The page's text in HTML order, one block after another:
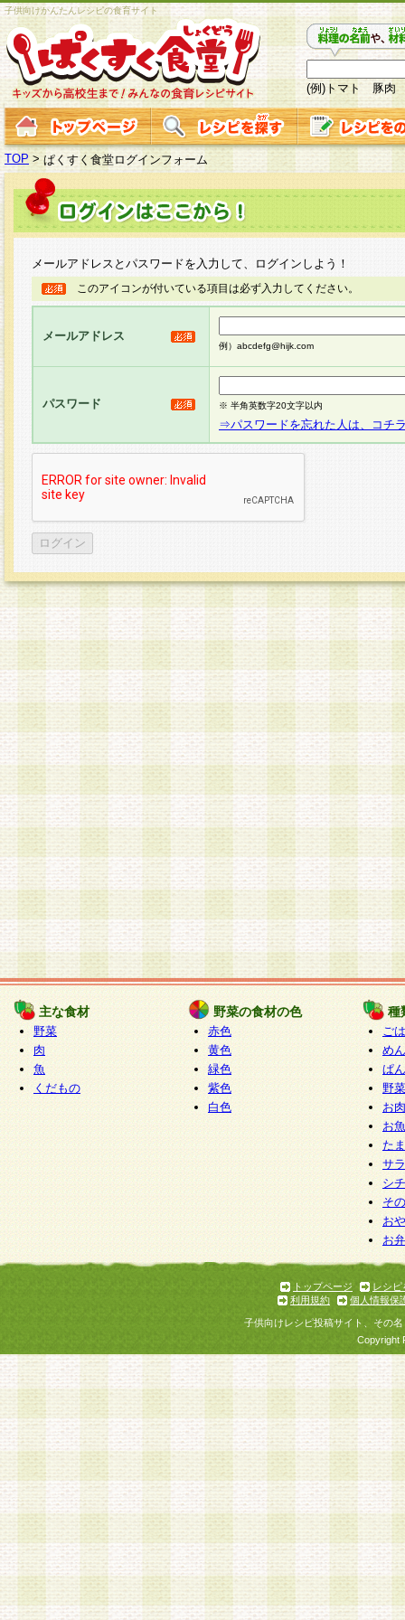
子供向けかんたんレシピの食育サイト
(例)トマト 豚肉
TOP > ぱくすく食堂ログインフォーム
メールアドレスとパスワードを入力して、ログインしよう！
このアイコンが付いている項目は必ず入力してください。
メールアドレス
例）abcdefg@hijk.com
パスワード ※ 半角英数字20文字以内
⇒パスワードを忘れた人は、コチ
主な食材
野菜
肉
魚
くだもの
野菜の食材の色
赤色
黄色
緑色
紫色
白色
種
ご
めん
ぱん
野
お
お
た
サ
シ
そ
お
お
トップページ
レシピ
利用規約
個人情報保
子供向けレシピ投稿サイト、その
Copyright